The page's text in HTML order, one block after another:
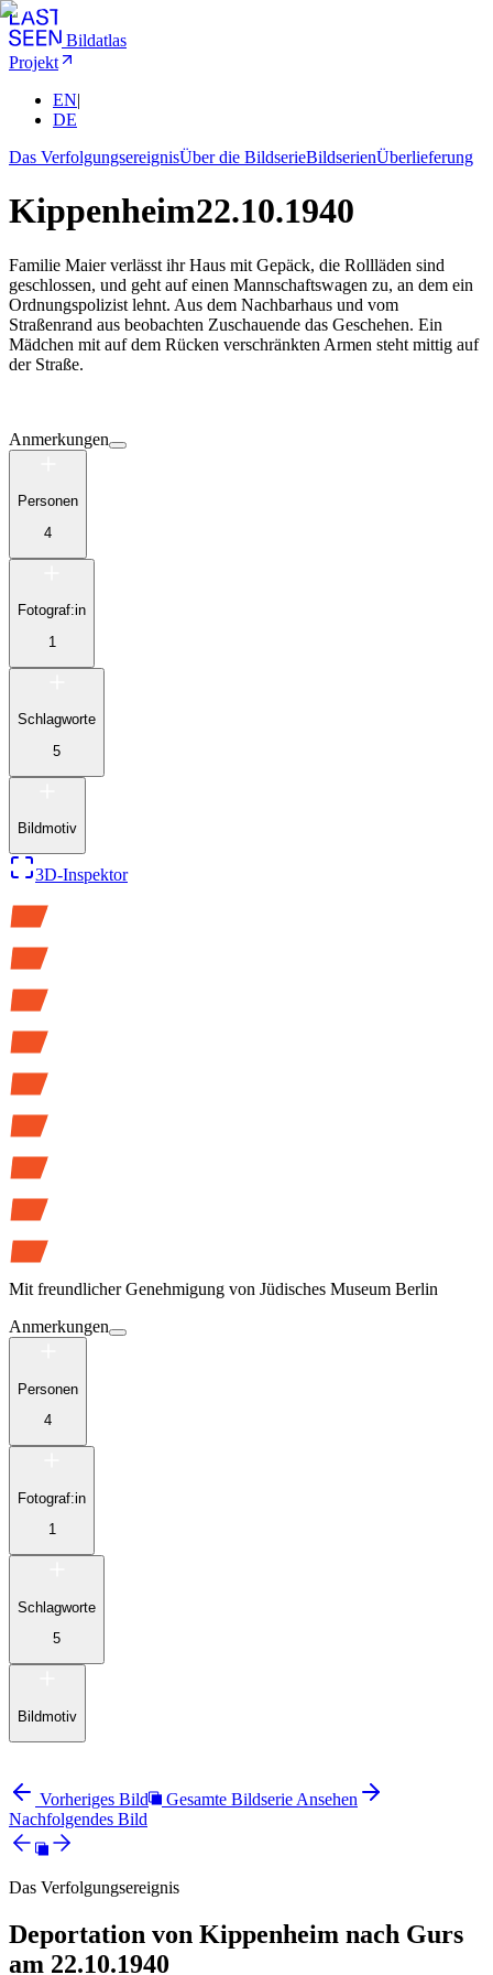
Bildatlas
Projekt
EN|
DE
Das VerfolgungsereignisÜber die BildserieBildserienÜberlieferung
Kippenheim22.10.1940
Familie Maier verlässt ihr Haus mit Gepäck, die Rollläden sind
geschlossen, und geht auf einen Mannschaftswagen zu, an dem ein
Ordnungspolizist lehnt. Aus dem Nachbarhaus und vom
Straßenrand aus beobachten Zuschauende das Geschehen. Ein
Mädchen mit auf dem Rücken verschränkten Armen steht mittig auf
der Straße.
Anmerkungen
Personen
4
Fotograf:in
1
Schlagworte
5
Bildmotiv
3D-Inspektor
Mit freundlicher Genehmigung von Jüdisches Museum Berlin
Anmerkungen
Personen
4
Fotograf:in
1
Schlagworte
5
Bildmotiv
Vorheriges Bild
Gesamte Bildserie Ansehen
Nachfolgendes Bild
Das Verfolgungsereignis
Deportation von Kippenheim nach Gurs
am 22.10.1940